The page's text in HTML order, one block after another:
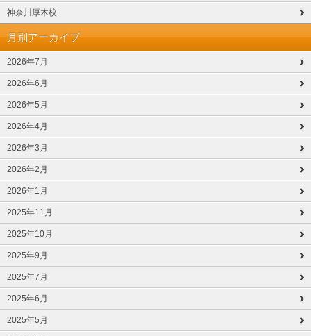
神奈川厚木校
月別アーカイブ
2026年7月
2026年6月
2026年5月
2026年4月
2026年3月
2026年2月
2026年1月
2025年11月
2025年10月
2025年9月
2025年7月
2025年6月
2025年5月